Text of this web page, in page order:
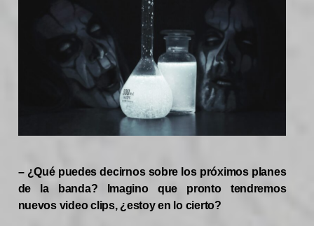
– ¿Qué puedes decirnos sobre los próximos planes
de la banda? Imagino que pronto tendremos
nuevos video clips, ¿estoy en lo cierto?